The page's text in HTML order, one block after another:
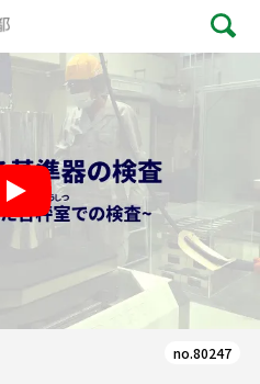
no.80247